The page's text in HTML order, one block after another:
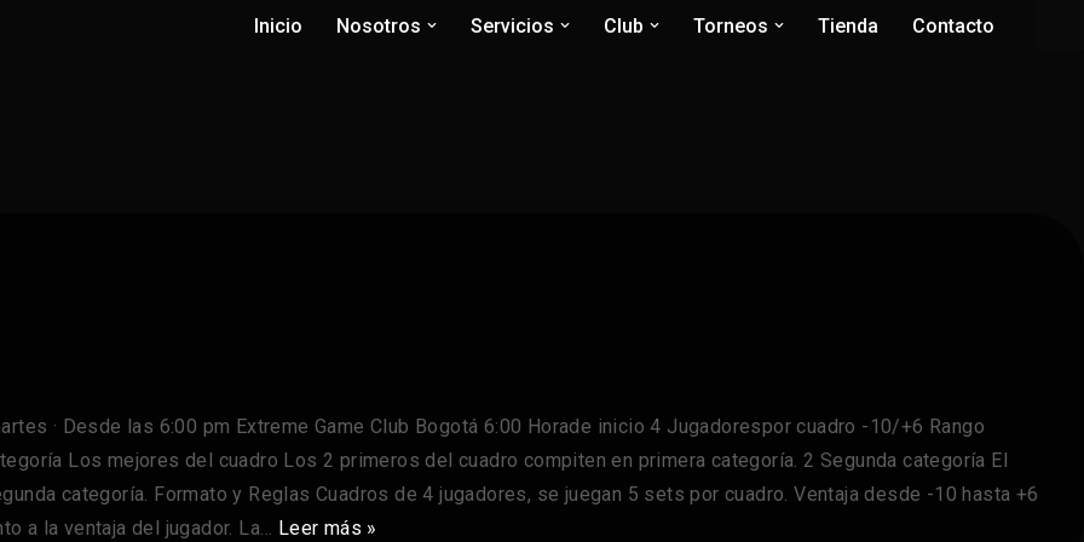
Inicio Nosotros Servicios Club Torneos Tienda Contacto
· Desde las 6:00 pm Extreme Game Club Bogotá 6:00 Horade inicio 4 Jugadorespor cuadro -10/+6 Rango
Los mejores del cuadro Los 2 primeros del cuadro compiten en primera categoría. 2 Segunda categoría El
categoría. Formato y Reglas Cuadros de 4 jugadores, se juegan 5 sets por cuadro. Ventaja desde -10 hasta +6
a la ventaja del jugador. La… Leer más »